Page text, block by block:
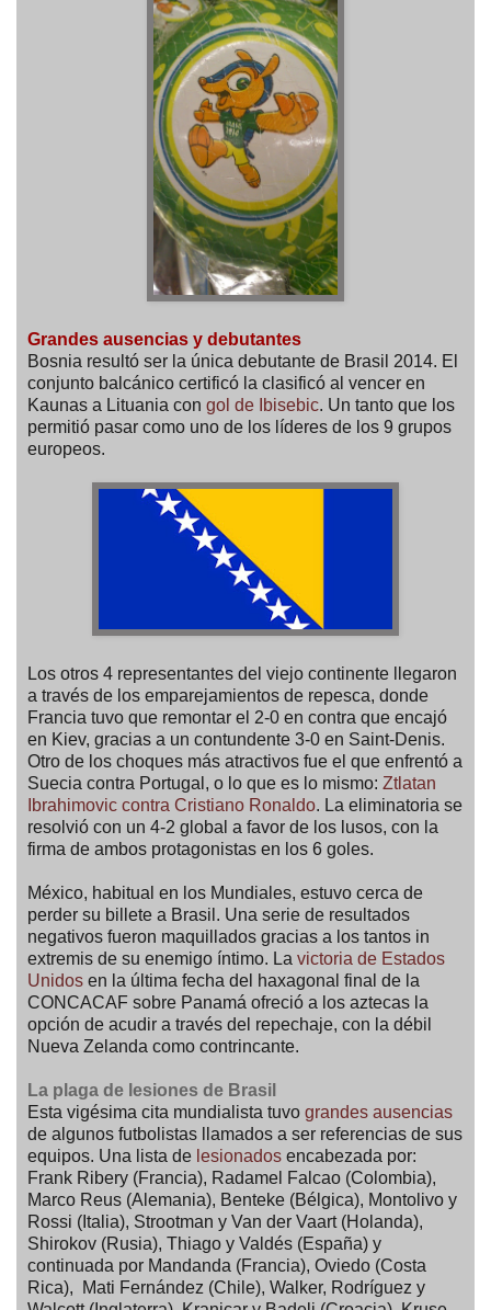
Grandes ausencias y debutantes
Bosnia resultó ser la única debutante de Brasil 2014. El
conjunto balcánico certificó la clasificó al vencer en
Kaunas a Lituania con gol de Ibisebic. Un tanto que los
permitió pasar como uno de los líderes de los 9 grupos
europeos.
Los otros 4 representantes del viejo continente llegaron
a través de los emparejamientos de repesca, donde
Francia tuvo que remontar el 2-0 en contra que encajó
en Kiev, gracias a un contundente 3-0 en Saint-Denis.
Otro de los choques más atractivos fue el que enfrentó a
Suecia contra Portugal, o lo que es lo mismo: Ztlatan
Ibrahimovic contra Cristiano Ronaldo. La eliminatoria se
resolvió con un 4-2 global a favor de los lusos, con la
firma de ambos protagonistas en los 6 goles.
México, habitual en los Mundiales, estuvo cerca de
perder su billete a Brasil. Una serie de resultados
negativos fueron maquillados gracias a los tantos in
extremis de su enemigo íntimo. La victoria de Estados
Unidos en la última fecha del haxagonal final de la
CONCACAF sobre Panamá ofreció a los aztecas la
opción de acudir a través del repechaje, con la débil
Nueva Zelanda como contrincante.
La plaga de lesiones de Brasil
Esta vigésima cita mundialista tuvo grandes ausencias
de algunos futbolistas llamados a ser referencias de sus
equipos. Una lista de lesionados encabezada por:
Frank Ribery (Francia), Radamel Falcao (Colombia),
Marco Reus (Alemania), Benteke (Bélgica), Montolivo y
Rossi (Italia), Strootman y Van der Vaart (Holanda),
Shirokov (Rusia), Thiago y Valdés (España) y
continuada por Mandanda (Francia), Oviedo (Costa
Rica), Mati Fernández (Chile), Walker, Rodríguez y